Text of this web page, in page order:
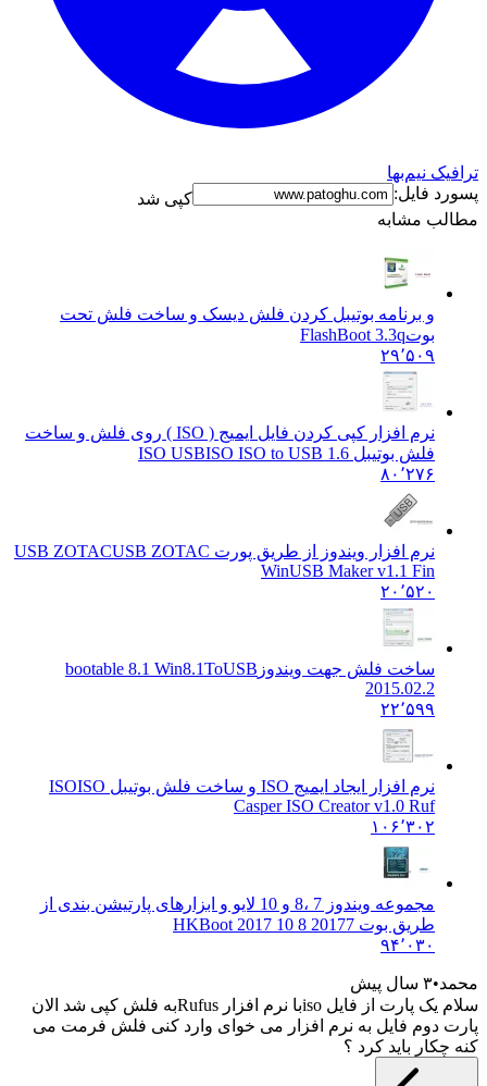
نیم‌بها
فایل:
کپی شد
مشابه
و برنامه بوتیبل کردن فلش دیسک و ساخت فلش تحت
FlashBoot 3.3q
۲۹٬۵۰۹
نرم افزار کپی کردن فایل ایمیج ( ISO ) روی فلش و ساخت
فلش بوتیبل ISO USBISO ISO to USB 1.6
۸۰٬۲۷۶
نرم افزار ویندوز از طریق پورت USB ZOTACUSB ZOTAC
WinUSB Maker v1.1 Fin
۲۰٬۵۲۰
ساخت فلش جهت ویندوزbootable 8.1 Win8.1ToUSB
2015.02.2
۲۲٬۵۹۹
نرم افزار ایجاد ایمیج ISO و ساخت فلش بوتیبل ISO
ISO
Casper ISO Creator v1.0 Ruf
۱۰۶٬۳۰۲
مجموعه ویندوز 7 ،8 و 10 لایو و ابزارهای پارتیشن بندی از
طریق بوت 2017 7 8 10 HKBoot 2017
۹۴٬۰۳۰
۳ سال پیش
سلام یک پارت از فایل isoبا نرم افزار Rufusبه فلش کپی شد الان
دوم فایل به نرم افزار می خوای وارد کنی فلش فرمت می
باید کرد ؟